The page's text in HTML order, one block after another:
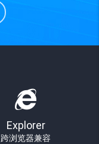
Explorer
跨浏览器兼容